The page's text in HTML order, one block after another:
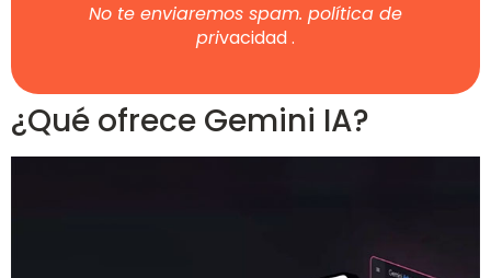
No te enviaremos spam. política de
privacidad.
¿Qué ofrece Gemini IA?